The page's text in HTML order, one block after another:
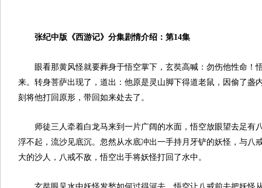
张纪中版《西游记》分集剧情介绍：第14集
眼看那黄风怪就要葬身于悟空掌下，玄奘高喊：勿伤他性命！
来。转身菩萨出现了，道出：他原是灵山脚下得道老鼠，因偷了盏
刻将他打回原形，带回如来处去了。
师徒三人牵着白龙马来到一片广阔的水面，悟空放眼望去足有
浮不起，流沙见底沉。忽然从水底冲出一手持月牙铲的妖怪，与八
大的沙人，八戒不敌，悟空出手将妖怪打回了水中。